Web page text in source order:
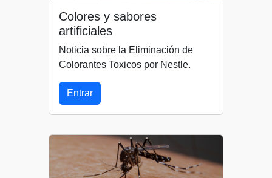
Colores y sabores
artificiales
Noticia sobre la Eliminación de
Colorantes Toxicos por Nestle.
Entrar